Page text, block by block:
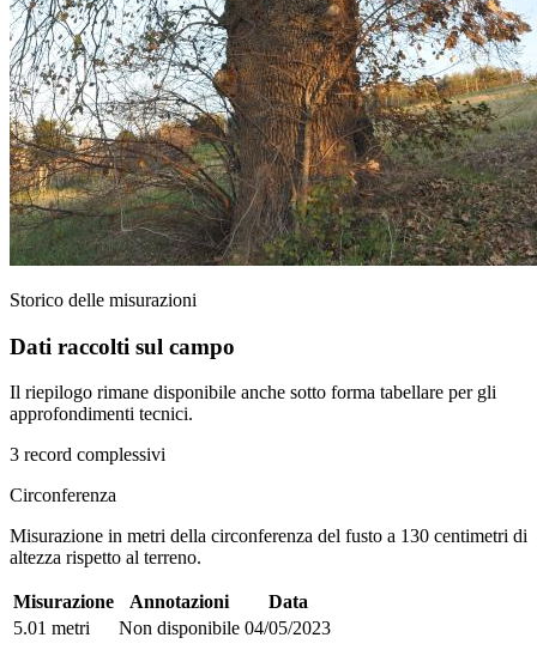
Storico delle misurazioni
Dati raccolti sul campo
Il riepilogo rimane disponibile anche sotto forma tabellare per gli
approfondimenti tecnici.
3 record complessivi
Circonferenza
Misurazione in metri della circonferenza del fusto a 130 centimetri di
altezza rispetto al terreno.
Misurazione Annotazioni
Data
5.01 metri
Non disponibile 04/05/2023